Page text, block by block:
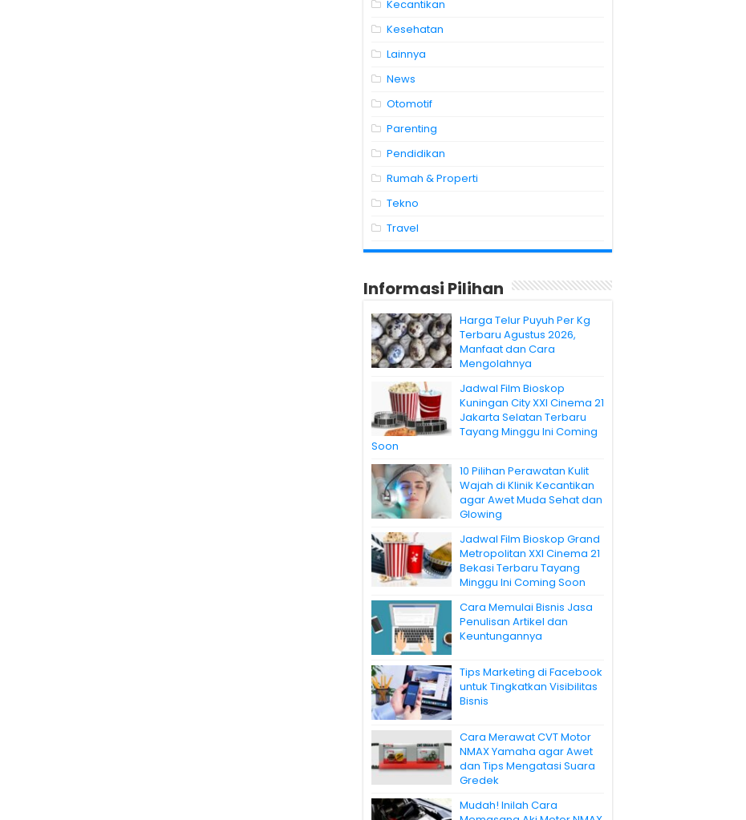
Kecantikan
Kesehatan
Lainnya
News
Otomotif
Parenting
Pendidikan
Rumah & Properti
Tekno
Travel
Informasi Pilihan
Harga Telur Puyuh Per Kg
Terbaru Agustus 2026,
Manfaat dan Cara
Mengolahnya
Jadwal Film Bioskop
Kuningan City XXI Cinema 21
Jakarta Selatan Terbaru
Tayang Minggu Ini Coming
Soon
10 Pilihan Perawatan Kulit
Wajah di Klinik Kecantikan
agar Awet Muda Sehat dan
Glowing
Jadwal Film Bioskop Grand
Metropolitan XXI Cinema 21
Bekasi Terbaru Tayang
Minggu Ini Coming Soon
Cara Memulai Bisnis Jasa
Penulisan Artikel dan
Keuntungannya
Tips Marketing di Facebook
untuk Tingkatkan Visibilitas
Bisnis
Cara Merawat CVT Motor
NMAX Yamaha agar Awet
dan Tips Mengatasi Suara
Gredek
Mudah! Inilah Cara